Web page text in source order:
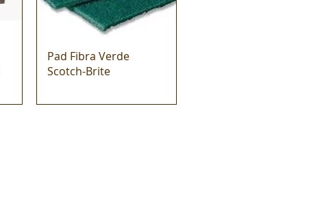
Pad Fibra Verde
Scotch-Brite